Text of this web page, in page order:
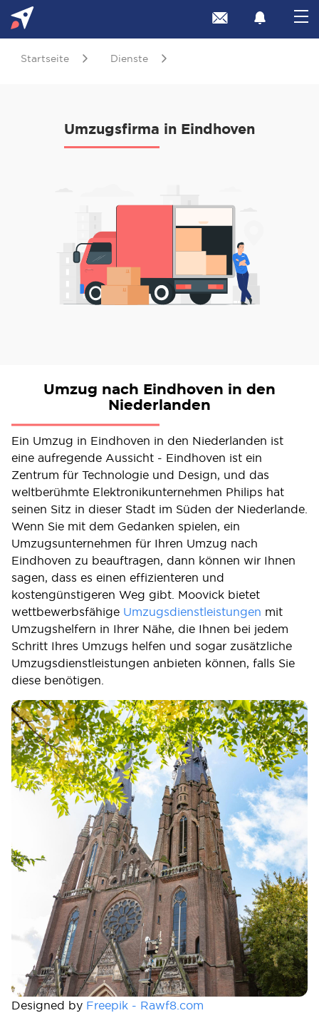
Startseite Dienste
Umzugsfirma in Eindhoven
Umzug nach Eindhoven in den
Niederlanden
Ein Umzug in Eindhoven in den Niederlanden ist
eine aufregende Aussicht - Eindhoven ist ein
Zentrum für Technologie und Design, und das
weltberühmte Elektronikunternehmen Philips hat
seinen Sitz in dieser Stadt im Süden der Niederlande.
Wenn Sie mit dem Gedanken spielen, ein
Umzugsunternehmen für Ihren Umzug nach
Eindhoven zu beauftragen, dann können wir Ihnen
sagen, dass es einen effizienteren und
kostengünstigeren Weg gibt. Moovick bietet
wettbewerbsfähige Umzugsdienstleistungen mit
Umzugshelfern in Ihrer Nähe, die Ihnen bei jedem
Schritt Ihres Umzugs helfen und sogar zusätzliche
Umzugsdienstleistungen anbieten können, falls Sie
diese benötigen.
Designed by Freepik - Rawf8.com